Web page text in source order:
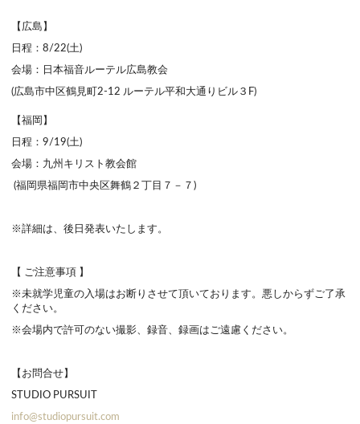
【広島】
日程：8/22(土)
会場：日本福音ルーテル広島教会
(広島市中区鶴見町2-12 ルーテル平和大通りビル３F)
【福岡】
日程：9/19(土)
会場：九州キリスト教会館
(福岡県福岡市中央区舞鶴２丁目７－７)
※詳細は、後日発表いたします。
【 ご注意事項 】
※未就学児童の入場はお断りさせて頂いております。悪しからずご了承
ください。
※会場内で許可のない撮影、録音、録画はご遠慮ください。
【お問合せ】
STUDIO PURSUIT
info@studiopursuit.com